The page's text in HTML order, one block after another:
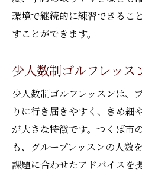
環境で継続的に練習できるこ
すことができます。
少人数制ゴルフレッス
少人数制ゴルフレッスンは、
りに行き届きやすく、きめ細
が大きな特徴です。つくば市
も、グループレッスンの人数
課題に合わせたアドバイスを